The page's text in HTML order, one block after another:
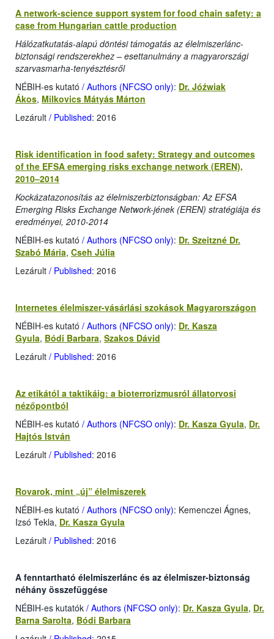
A network-science support system for food chain safety: a
case from Hungarian cattle production
Hálózatkutatás-alapú döntési támogatás az élelmiszerlánc-
biztonsági rendszerekhez – esettanulmány a magyarországi
szarvasmarha-tenyésztésről
NÉBIH-es kutató / Authors (NFCSO only): Dr. Jóźwiak
Ákos, Milkovics Mátyás Márton
Lezárult / Published: 2016
Risk identification in food safety: Strategy and outcomes
of the EFSA emerging risks exchange network (EREN),
2010–2014
Kockázatazonosítás az élelmiszerbiztonságban: Az EFSA
Emerging Risks Exchange Network-jének (EREN) stratégiája és
eredményei, 2010-2014
NÉBIH-es kutató / Authors (NFCSO only): Dr. Szeitzné Dr.
Szabó Mária, Cseh Júlia
Lezárult / Published: 2016
Internetes élelmiszer-vásárlási szokások Magyarországon
NÉBIH-es kutató / Authors (NFCSO only): Dr. Kasza
Gyula, Bódi Barbara, Szakos Dávid
Lezárult / Published: 2016
Az etikától a taktikáig: a bioterrorizmusról állatorvosi
nézőpontból
NÉBIH-es kutató / Authors (NFCSO only): Dr. Kasza Gyula, Dr.
Hajtós István
Lezárult / Published: 2016
Rovarok, mint „új” élelmiszerek
NÉBIH-es kutató / Authors (NFCSO only): Kemenczei Ágnes,
Izsó Tekla, Dr. Kasza Gyula
Lezárult / Published: 2016
A fenntartható élelmiszerlánc és az élelmiszer-biztonság
néhány összefüggése
NÉBIH-es kutatók / Authors (NFCSO only): Dr. Kasza Gyula, Dr.
Barna Sarolta, Bódi Barbara